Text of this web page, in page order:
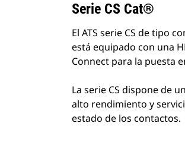
Serie CS Cat®
El ATS serie CS de tipo
está equipado con una
Connect para la puesta
La serie CS dispone de
alto rendimiento y
estado de los contactos.